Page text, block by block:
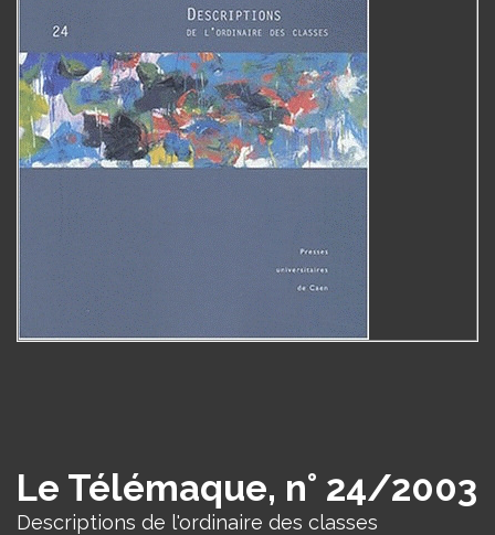
Le Télémaque, n° 24/2003
Descriptions de l'ordinaire des classes